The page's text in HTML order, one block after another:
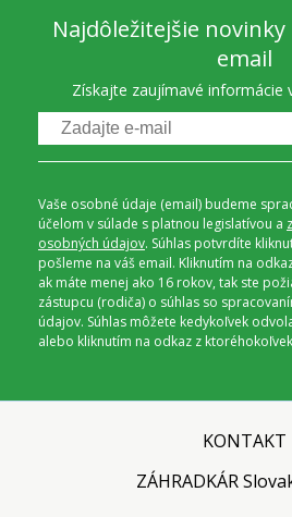
Najdôležitejšie
email
Získajte zaujímavé informácie
Vaše osobné údaje (email) budeme
účelom v súlade s platnou legislatívou a
osobných údajov. Súhlas potvrdíte
pošleme na váš email. Kliknutím na
ak máte menej ako 16 rokov, tak ste
zástupcu (rodiča) o súhlas so
údajov. Súhlas môžete kedykoľvek
alebo kliknutím na odkaz z
KONTAKT
ZÁHRADKÁR